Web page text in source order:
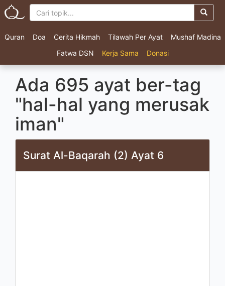
Quran Doa Cerita Hikmah Tilawah Per Ayat
Mushaf Madina
Fatwa DSN
Kerja Sama Donasi
Ada 695 ayat ber-tag
"hal-hal yang merusak
iman"
Surat Al-Baqarah (2) Ayat 6